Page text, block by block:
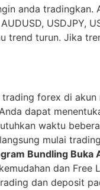
anda tradingkan.
USDJPY,
trend turun. Jika
forex di
dapat
waktu
mulai
Bundling Buka
dan Free
dan deposit